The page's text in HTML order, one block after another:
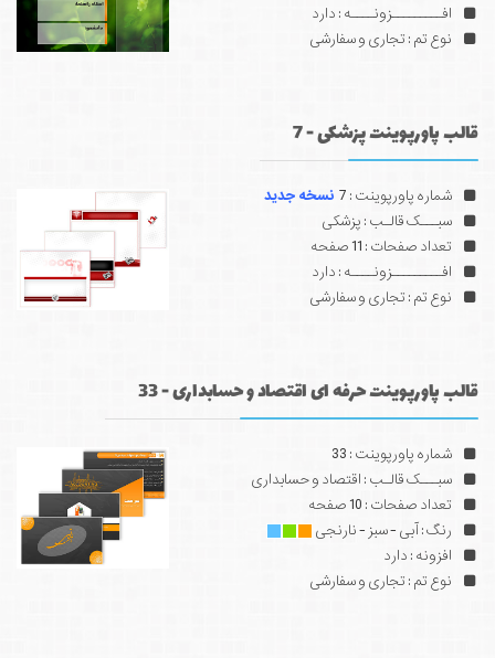
افـــــــــزونــــه : دارد
نوع تم : تجاری و سفارشی
قالب پاورپوینت پزشکی - 7
شماره پاورپوینت : 7
نسخه جدید
سبـــک قالـب : پزشکی
تعداد صفحات : 11 صفحه
افـــــــــزونــــه : دارد
نوع تم : تجاری و سفارشی
قالب پاورپوینت حرفه ای اقتصاد و حسابداری - 33
شماره پاورپوینت : 33
سبـــک قالـب : اقتصاد و حسابداری
تعداد صفحات : 10 صفحه
رنگ : آبی - سبز - نارنجی
افزونه : دارد
نوع تم : تجاری و سفارشی